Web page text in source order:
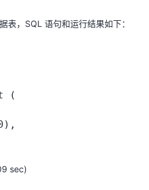
，SQL 语句和运行结果如下：
(
) ,
sec)